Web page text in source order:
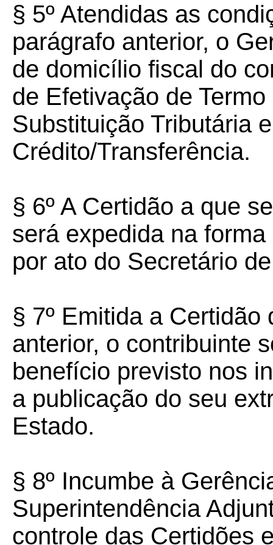
§ 5º Atendidas as
parágrafo anterior, o
de domicílio fiscal do
de Efetivação de
Substituição Tributária
Crédito/Transferência.
§ 6º A Certidão a que
será expedida na
por ato do Secretário
§ 7º Emitida a
anterior, o contribuinte
benefício previsto nos
a publicação do seu
Estado.
§ 8º Incumbe à
Superintendência
controle das Certidões